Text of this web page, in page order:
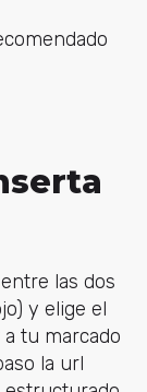
entre las dos
y elige el
tu marcado
la url